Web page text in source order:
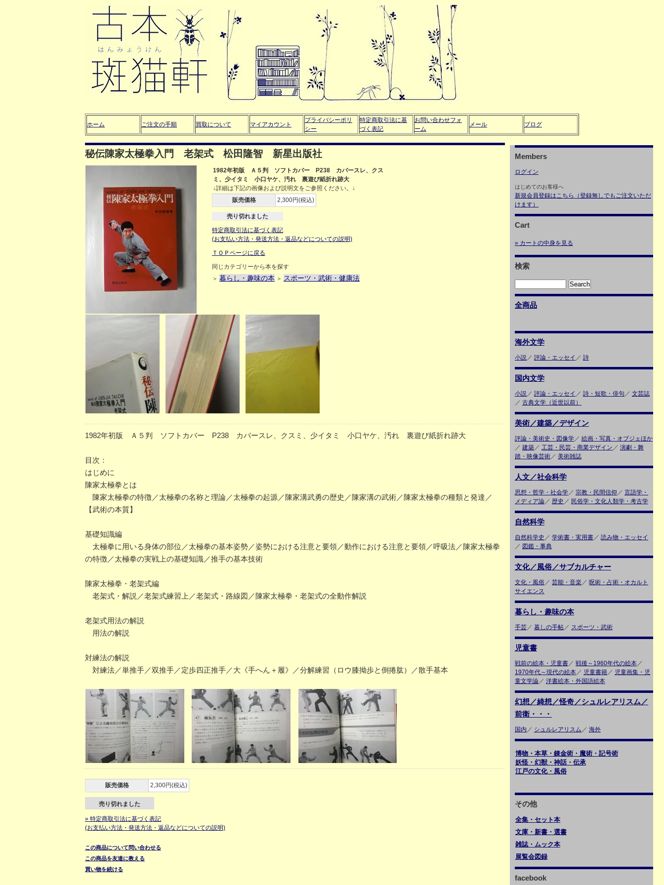
ホーム ご注文の手順 買取について マイアカウント
プライバシーポリ
シー
特定商取引法に基
づく表記
お問い合わせフォ
ーム
メール ブログ
秘伝陳家太極拳入門 老架式 松田隆智 新星出版社
1982年初版 Ａ５判 ソフトカバー P238 カバースレ、クス
ミ、少イタミ 小口ヤケ、汚れ 裏遊び紙折れ跡大
↓詳細は下記の画像および説明文をご参照ください。↓
販売価格
2,300円(税込)
売り切れました
特定商取引法に基づく表記
(お支払い方法・発送方法・返品などについての説明)
ＴＯＰページに戻る
同じカテゴリーから本を探す
＞ 暮らし・趣味の本 ＞ スポーツ・武術・健康法
1982年初版 Ａ５判 ソフトカバー P238 カバースレ、クスミ、少イタミ 小口ヤケ、汚れ 裏遊び紙折れ跡大
目次：
はじめに
陳家太極拳とは
陳家太極拳の特徴／太極拳の名称と理論／太極拳の起源／陳家溝武勇の歴史／陳家溝の武術／陳家太極拳の種類と発達／
【武術の本質】
基礎知識編
太極拳に用いる身体の部位／太極拳の基本姿勢／姿勢における注意と要領／動作における注意と要領／呼吸法／陳家太極拳
の特徴／太極拳の実戦上の基礎知識／推手の基本技術
陳家太極拳・老架式編
老架式・解説／老架式練習上／老架式・路線図／陳家太極拳・老架式の全動作解説
老架式用法の解説
用法の解説
対練法の解説
対練法／単推手／双推手／定歩四正推手／大《手へん＋履》／分解練習（ロウ膝拗歩と倒捲肱）／散手基本
販売価格 2,300円(税込)
売り切れました
» 特定商取引法に基づく表記
(お支払い方法・発送方法・返品などについての説明)
この商品について問い合わせる
この商品を友達に教える
買い物を続ける
Members
ログイン
はじめてのお客様へ
新規会員登録はこちら（登録無しでもご注文いただ
けます）
Cart
» カートの中身を見る
検索
全商品
海外文学
小説／ 評論・エッセイ ／ 詩
国内文学
小説／ 評論・エッセイ ／ 詩・短歌・俳句 ／ 文芸誌
／ 古典文学（近世以前）
美術／建築／デザイン
評論・美術史・図像学／ 絵画・写真・オブジェほか
／ 建築／ 工芸・民芸・商業デザイン ／ 演劇・舞
踏・映像芸術／ 美術雑誌
人文／社会科学
思想・哲学・社会学／ 宗教・民間信仰 ／ 言語学・
メディア論／ 歴史 ／ 民俗学・文化人類学・考古学
自然科学
自然科学史 ／ 学術書・実用書／ 読み物・エッセイ
／ 図鑑・事典
文化／風俗／サブカルチャー
文化・風俗／ 芸能・音楽 ／ 呪術・占術・オカルト
サイエンス
暮らし・趣味の本
手芸／ 暮しの手帖／ スポーツ・武術
児童書
戦前の絵本・児童書／ 戦後～1960年代の絵本／
1970年代～現代の絵本／ 児童書籍／ 児童画集・児
童文学論／ 洋書絵本・外国語絵本
幻想／綺想／怪奇／シュルレアリスム／
前衛・・・
国内 ／ シュルレアリスム ／ 海外
博物・本草・錬金術・魔術・記号術
妖怪・幻獣・神話・伝承
江戸の文化・風俗
その他
全集・セット本
文庫・新書・選書
雑誌・ムック本
展覧会図録
facebook